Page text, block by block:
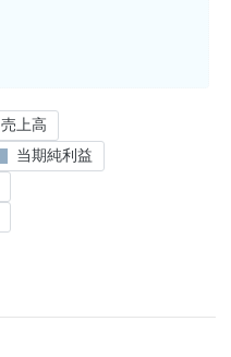
売上高
当期純利益